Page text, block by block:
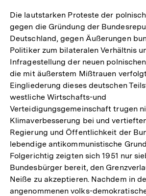
Die lautstarken Proteste der
gegen die Gründung der
Deutschland, gegen Äußerungen
Politiker zum bilateralen Verhältnis
Infragestellung der neuen
die mit äußerstem Mißtrauen
Eingliederung dieses deutschen
westliche Wirtschafts-und
Verteidigungsgemeinschaft trugen
Klimaverbesserung bei und
Regierung und Öffentlichkeit der
lebendige antikommunistische
Folgerichtig zeigten sich 1951 nur
Bundesbürger bereit, den
Neiße zu akzeptieren. Nachdem in
angenommenen volks-